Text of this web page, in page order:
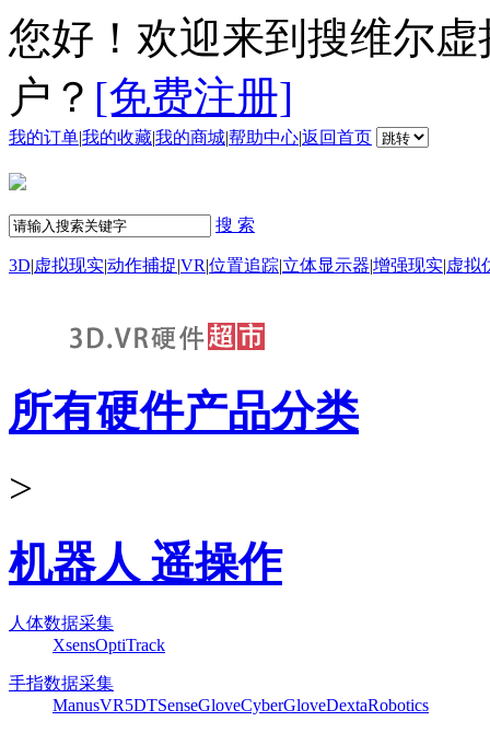
您好！欢迎来到搜维尔
户？ [免费注册]
我的订单|我的收藏|我的商城|帮助中心|返回首页
搜 索
3D|虚拟现实|动作捕捉|VR|位置追踪|立体显示器|增强现实|虚拟
所有硬件产品分类
>
机器人 遥操作
人体数据采集
XsensOptiTrack
手指数据采集
ManusVR5DTSenseGloveCyberGloveDextaRobotics